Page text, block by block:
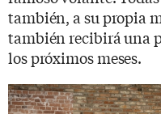
también, a su propia
también recibirá una
los próximos meses.